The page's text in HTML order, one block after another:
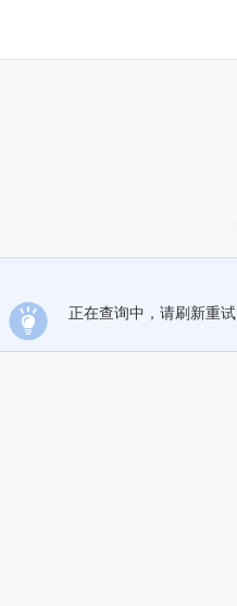
正在查询中，请刷新重试